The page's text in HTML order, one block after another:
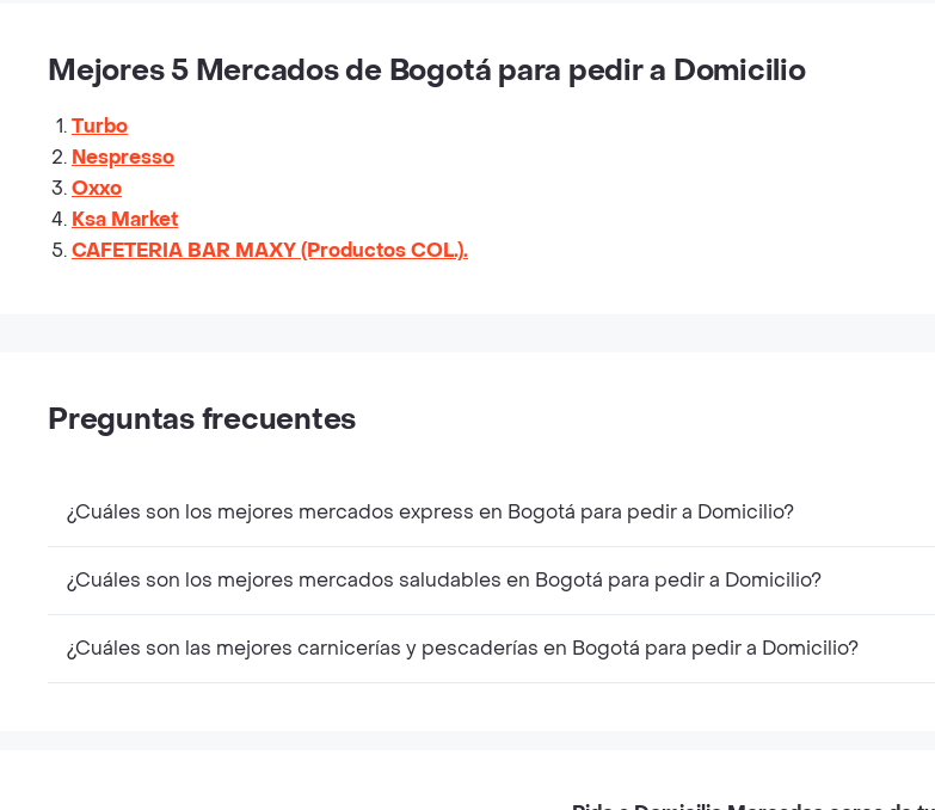
Mejores 5 Mercados de Bogotá para pedir a Domicilio
Turbo
Nespresso
Oxxo
Ksa Market
CAFETERIA BAR MAXY (Productos COL.).
Preguntas frecuentes
¿Cuáles son los mejores mercados express en Bogotá para pedir a Domicilio?
¿Cuáles son los mejores mercados saludables en Bogotá para pedir a Domicilio?
¿Cuáles son las mejores carnicerías y pescaderías en Bogotá para pedir a Domicilio?